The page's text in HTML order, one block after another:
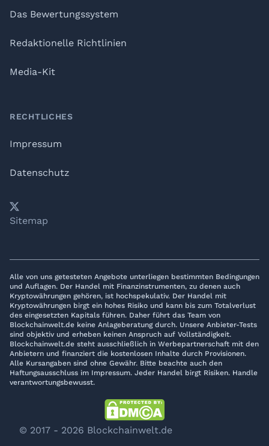
Das Bewertungssystem
Redaktionelle Richtlinien
Media-Kit
RECHTLICHES
Impressum
Datenschutz
YouTube
𝕏LinkedIn
Telegram
Sitemap
Alle von uns getesteten Angebote unterliegen bestimmten Bedingungen
und Auflagen. Der Handel mit Finanzinstrumenten, zu denen auch
Kryptowährungen gehören, ist hochspekulativ. Der Handel mit
Kryptowährungen birgt ein hohes Risiko und kann bis zum Totalverlust
des eingesetzten Kapitals führen. Daher führt das Team von
Blockchainwelt.de keine Anlageberatung durch. Unsere Anbieter-Tests
sind objektiv und erheben keinen Anspruch auf Vollständigkeit.
Blockchainwelt.de steht ausschließlich in Werbepartnerschaft mit den
Anbietern und finanziert die kostenlosen Inhalte durch Provisionen.
Alle Kursangaben sind ohne Gewähr. Bitte beachte auch den
Haftungsausschluss im Impressum. Jeder Handel birgt Risiken. Handle
verantwortungsbewusst.
© 2017 - 2026 Blockchainwelt.de